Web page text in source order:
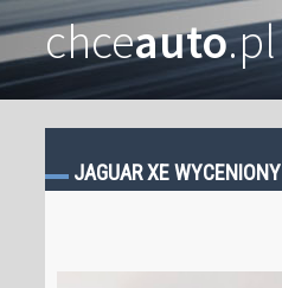
chceauto.pl
JAGUAR XE WYCENIONY